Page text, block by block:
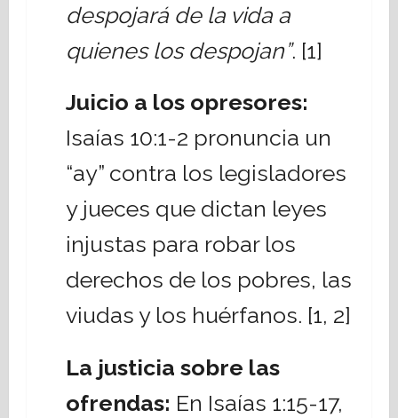
despojará de la vida a
quienes los despojan”. [1]
Juicio a los opresores:
Isaías 10:1-2 pronuncia un
“ay” contra los legisladores
y jueces que dictan leyes
injustas para robar los
derechos de los pobres, las
viudas y los huérfanos. [1, 2]
La justicia sobre las
ofrendas: En Isaías 1:15-17,